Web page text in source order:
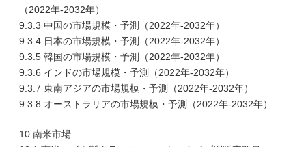
（2022年-2032年）
9.3.3 中国の市場規模・予測（2022年-2032年）
9.3.4 日本の市場規模・予測（2022年-2032年）
9.3.5 韓国の市場規模・予測（2022年-2032年）
9.3.6 インドの市場規模・予測（2022年-2032年）
9.3.7 東南アジアの市場規模・予測（2022年-2032年）
9.3.8 オーストラリアの市場規模・予測（2022年-2032年）
10 南米市場